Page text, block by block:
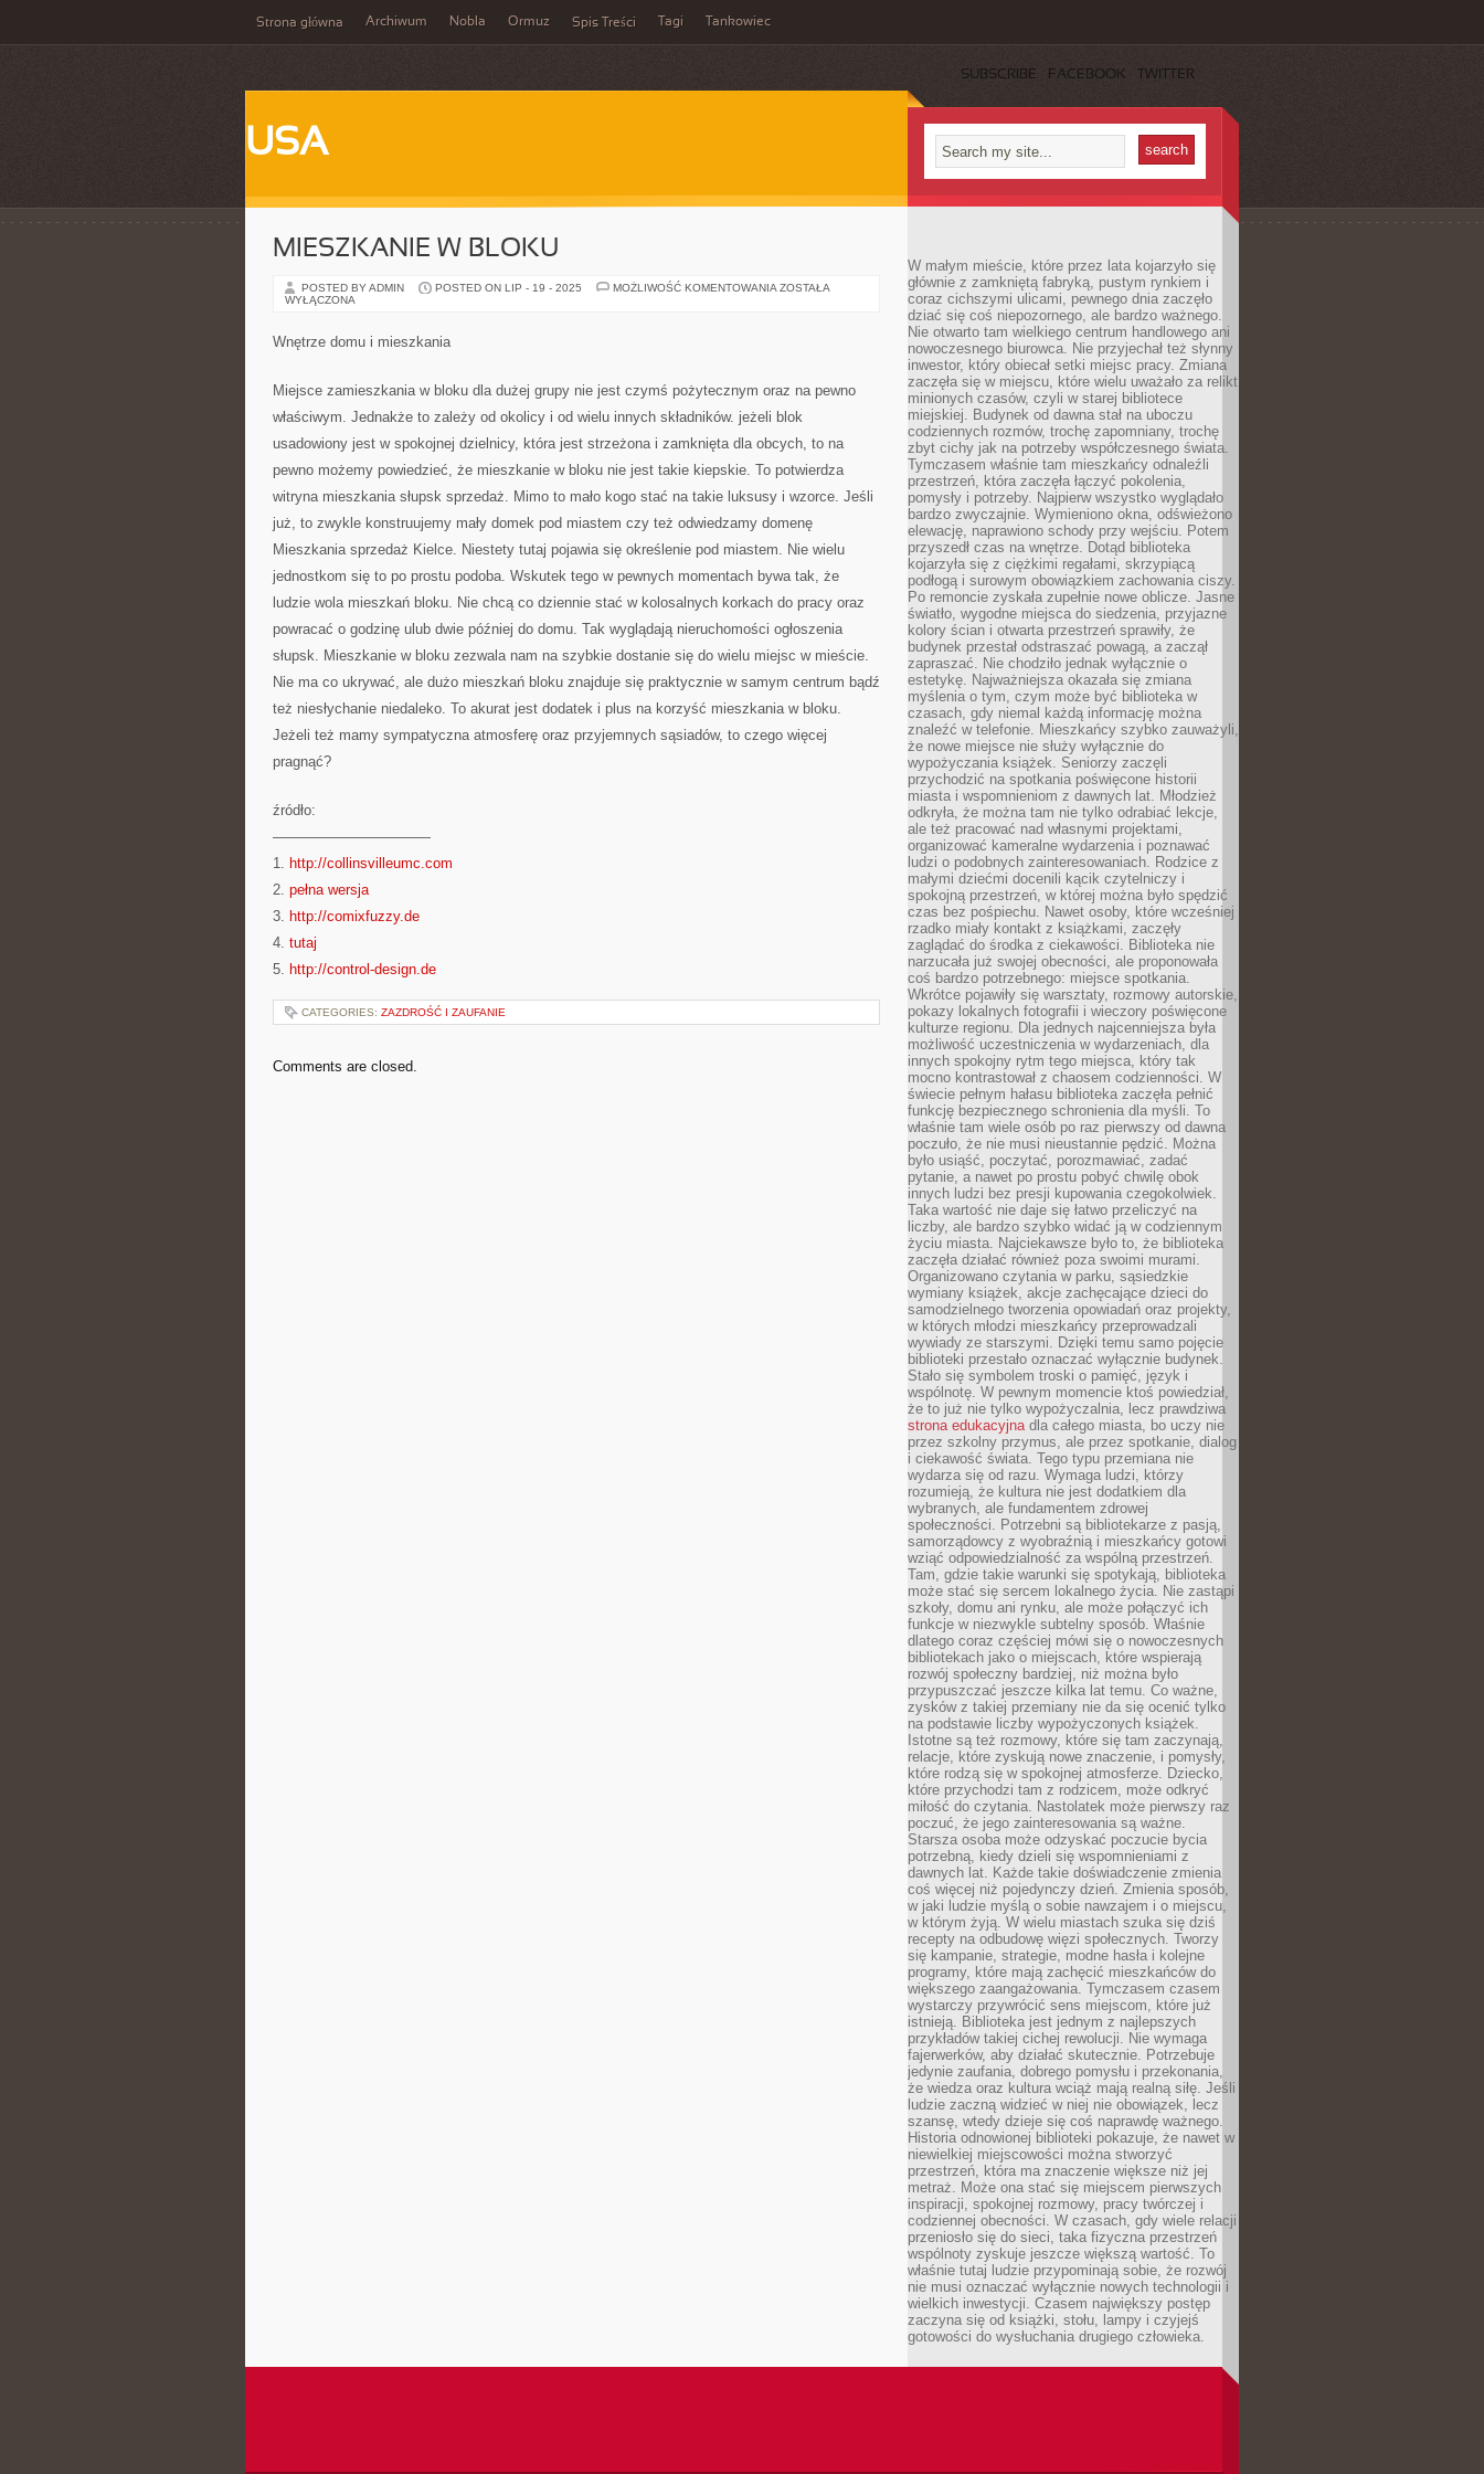
Strona główna Archiwum Nobla Ormuz Spis Treści Tagi Tankowiec
SUBSCRIBE FACEBOOK TWITTER
USA
MIESZKANIE W BLOKU
POSTED BY ADMIN POSTED ON LIP - 19 - 2025 MOŻLIWOŚĆ KOMENTOWANIA MIESZKANIE
ZOSTAŁA
WYŁĄCZONA
Wnętrze domu i mieszkania
Miejsce zamieszkania w bloku dla dużej grupy nie jest czymś pożytecznym oraz na pewno
właściwym. Jednakże to zależy od okolicy i od wielu innych składników. jeżeli blok
usadowiony jest w spokojnej dzielnicy, która jest strzeżona i zamknięta dla obcych, to na
pewno możemy powiedzieć, że mieszkanie w bloku nie jest takie kiepskie. To potwierdza
witryna mieszkania słupsk sprzedaż. Mimo to mało kogo stać na takie luksusy i wzorce. Jeśli
już, to zwykle konstruujemy mały domek pod miastem czy też odwiedzamy domenę
Mieszkania sprzedaż Kielce. Niestety tutaj pojawia się określenie pod miastem. Nie wielu
jednostkom się to po prostu podoba. Wskutek tego w pewnych momentach bywa tak, że
ludzie wola mieszkań bloku. Nie chcą co dziennie stać w kolosalnych korkach do pracy oraz
powracać o godzinę ulub dwie później do domu. Tak wyglądają nieruchomości ogłoszenia
słupsk. Mieszkanie w bloku zezwala nam na szybkie dostanie się do wielu miejsc w mieście.
Nie ma co ukrywać, ale dużo mieszkań bloku znajduje się praktycznie w samym centrum bądź
też niesłychanie niedaleko. To akurat jest dodatek i plus na korzyść mieszkania w bloku.
Jeżeli też mamy sympatyczna atmosferę oraz przyjemnych sąsiadów, to czego więcej
pragnąć?
źródło:
———————————
1. http://collinsvilleumc.com
2. pełna wersja
3. http://comixfuzzy.de
4. tutaj
5. http://control-design.de
CATEGORIES: ZAZDROŚĆ I ZAUFANIE
Comments are closed.
W małym mieście, które przez lata kojarzyło się
głównie z zamkniętą fabryką, pustym rynkiem i
coraz cichszymi ulicami, pewnego dnia zaczęło
dziać się coś niepozornego, ale bardzo ważnego.
Nie otwarto tam wielkiego centrum handlowego ani
nowoczesnego biurowca. Nie przyjechał też słynny
inwestor, który obiecał setki miejsc pracy. Zmiana
zaczęła się w miejscu, które wielu uważało za relikt
minionych czasów, czyli w starej bibliotece
miejskiej. Budynek od dawna stał na uboczu
codziennych rozmów, trochę zapomniany, trochę
zbyt cichy jak na potrzeby współczesnego świata.
Tymczasem właśnie tam mieszkańcy odnaleźli
przestrzeń, która zaczęła łączyć pokolenia,
pomysły i potrzeby. Najpierw wszystko wyglądało
bardzo zwyczajnie. Wymieniono okna, odświeżono
elewację, naprawiono schody przy wejściu. Potem
przyszedł czas na wnętrze. Dotąd biblioteka
kojarzyła się z ciężkimi regałami, skrzypiącą
podłogą i surowym obowiązkiem zachowania ciszy.
Po remoncie zyskała zupełnie nowe oblicze. Jasne
światło, wygodne miejsca do siedzenia, przyjazne
kolory ścian i otwarta przestrzeń sprawiły, że
budynek przestał odstraszać powagą, a zaczął
zapraszać. Nie chodziło jednak wyłącznie o
estetykę. Najważniejsza okazała się zmiana
myślenia o tym, czym może być biblioteka w
czasach, gdy niemal każdą informację można
znaleźć w telefonie. Mieszkańcy szybko zauważyli,
że nowe miejsce nie służy wyłącznie do
wypożyczania książek. Seniorzy zaczęli
przychodzić na spotkania poświęcone historii
miasta i wspomnieniom z dawnych lat. Młodzież
odkryła, że można tam nie tylko odrabiać lekcje,
ale też pracować nad własnymi projektami,
organizować kameralne wydarzenia i poznawać
ludzi o podobnych zainteresowaniach. Rodzice z
małymi dziećmi docenili kącik czytelniczy i
spokojną przestrzeń, w której można było spędzić
czas bez pośpiechu. Nawet osoby, które wcześniej
rzadko miały kontakt z książkami, zaczęły
zaglądać do środka z ciekawości. Biblioteka nie
narzucała już swojej obecności, ale proponowała
coś bardzo potrzebnego: miejsce spotkania.
Wkrótce pojawiły się warsztaty, rozmowy autorskie,
pokazy lokalnych fotografii i wieczory poświęcone
kulturze regionu. Dla jednych najcenniejsza była
możliwość uczestniczenia w wydarzeniach, dla
innych spokojny rytm tego miejsca, który tak
mocno kontrastował z chaosem codzienności. W
świecie pełnym hałasu biblioteka zaczęła pełnić
funkcję bezpiecznego schronienia dla myśli. To
właśnie tam wiele osób po raz pierwszy od dawna
poczuło, że nie musi nieustannie pędzić. Można
było usiąść, poczytać, porozmawiać, zadać
pytanie, a nawet po prostu pobyć chwilę obok
innych ludzi bez presji kupowania czegokolwiek.
Taka wartość nie daje się łatwo przeliczyć na
liczby, ale bardzo szybko widać ją w codziennym
życiu miasta. Najciekawsze było to, że biblioteka
zaczęła działać również poza swoimi murami.
Organizowano czytania w parku, sąsiedzkie
wymiany książek, akcje zachęcające dzieci do
samodzielnego tworzenia opowiadań oraz projekty,
w których młodzi mieszkańcy przeprowadzali
wywiady ze starszymi. Dzięki temu samo pojęcie
biblioteki przestało oznaczać wyłącznie budynek.
Stało się symbolem troski o pamięć, język i
wspólnotę. W pewnym momencie ktoś powiedział,
że to już nie tylko wypożyczalnia, lecz prawdziwa
strona edukacyjnadla całego miasta, bo uczy nie
przez szkolny przymus, ale przez spotkanie, dialog
i ciekawość świata. Tego typu przemiana nie
wydarza się od razu. Wymaga ludzi, którzy
rozumieją, że kultura nie jest dodatkiem dla
wybranych, ale fundamentem zdrowej
społeczności. Potrzebni są bibliotekarze z pasją,
samorządowcy z wyobraźnią i mieszkańcy gotowi
wziąć odpowiedzialność za wspólną przestrzeń.
Tam, gdzie takie warunki się spotykają, biblioteka
może stać się sercem lokalnego życia. Nie zastąpi
szkoły, domu ani rynku, ale może połączyć ich
funkcje w niezwykle subtelny sposób. Właśnie
dlatego coraz częściej mówi się o nowoczesnych
bibliotekach jako o miejscach, które wspierają
rozwój społeczny bardziej, niż można było
przypuszczać jeszcze kilka lat temu. Co ważne,
zysków z takiej przemiany nie da się ocenić tylko
na podstawie liczby wypożyczonych książek.
Istotne są też rozmowy, które się tam zaczynają,
relacje, które zyskują nowe znaczenie, i pomysły,
które rodzą się w spokojnej atmosferze. Dziecko,
które przychodzi tam z rodzicem, może odkryć
miłość do czytania. Nastolatek może pierwszy raz
poczuć, że jego zainteresowania są ważne.
Starsza osoba może odzyskać poczucie bycia
potrzebną, kiedy dzieli się wspomnieniami z
dawnych lat. Każde takie doświadczenie zmienia
coś więcej niż pojedynczy dzień. Zmienia sposób,
w jaki ludzie myślą o sobie nawzajem i o miejscu,
w którym żyją. W wielu miastach szuka się dziś
recepty na odbudowę więzi społecznych. Tworzy
się kampanie, strategie, modne hasła i kolejne
programy, które mają zachęcić mieszkańców do
większego zaangażowania. Tymczasem czasem
wystarczy przywrócić sens miejscom, które już
istnieją. Biblioteka jest jednym z najlepszych
przykładów takiej cichej rewolucji. Nie wymaga
fajerwerków, aby działać skutecznie. Potrzebuje
jedynie zaufania, dobrego pomysłu i przekonania,
że wiedza oraz kultura wciąż mają realną siłę. Jeśli
ludzie zaczną widzieć w niej nie obowiązek, lecz
szansę, wtedy dzieje się coś naprawdę ważnego.
Historia odnowionej biblioteki pokazuje, że nawet w
niewielkiej miejscowości można stworzyć
przestrzeń, która ma znaczenie większe niż jej
metraż. Może ona stać się miejscem pierwszych
inspiracji, spokojnej rozmowy, pracy twórczej i
codziennej obecności. W czasach, gdy wiele relacji
przeniosło się do sieci, taka fizyczna przestrzeń
wspólnoty zyskuje jeszcze większą wartość. To
właśnie tutaj ludzie przypominają sobie, że rozwój
nie musi oznaczać wyłącznie nowych technologii i
wielkich inwestycji. Czasem największy postęp
zaczyna się od książki, stołu, lampy i czyjejś
gotowości do wysłuchania drugiego człowieka.